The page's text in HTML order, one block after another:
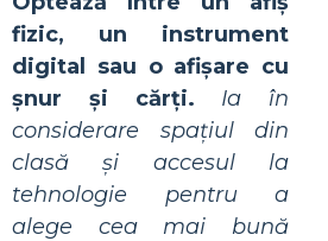
fizic, un instrument
digital sau o afișare cu
șnur și cărți.
Ia în
considerare spațiul din
clasă și accesul la
tehnologie pentru a
alege cea mai bună